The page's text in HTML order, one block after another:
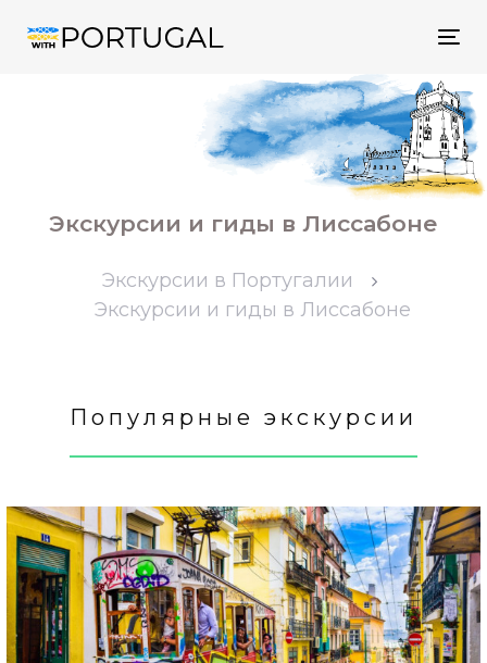
Экскурсии и гиды в Лиссабоне
Экскурсии в Португалии
Экскурсии и гиды в Лиссабоне
Популярные экскурсии